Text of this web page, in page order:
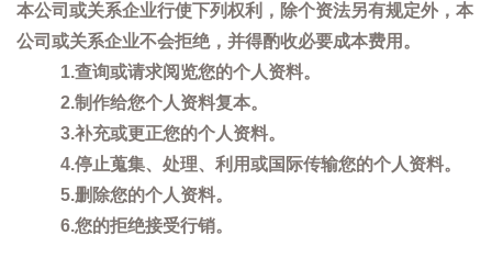
本公司或关系企业行使下列权利，除个资法另有规定外，本
公司或关系企业不会拒绝，并得酌收必要成本费用。
1.查询或请求阅览您的个人资料。
2.制作给您个人资料复本。
3.补充或更正您的个人资料。
4.停止蒐集、处理、利用或国际传输您的个人资料。
5.删除您的个人资料。
6.您的拒绝接受行销。